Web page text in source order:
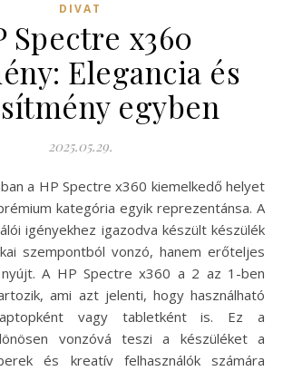
DIVAT
Spectre x360
Elegancia és
egyben
2025.05.29.
kategória egyik reprezentánsa. A
igényekhez igazodva készült készülék
szempontból vonzó, hanem erőteljes
A HP Spectre x360 a 2 az 1-ben
ami azt jelenti, hogy használható
laptopként vagy tabletként is. Ez a
vonzóvá teszi a készüléket a
és kreatív felhasználók számára